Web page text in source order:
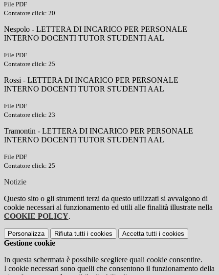
File PDF
Contatore click: 20
Nespolo - LETTERA DI INCARICO PER PERSONALE
INTERNO DOCENTI TUTOR STUDENTI AAL
File PDF
Contatore click: 25
Rossi - LETTERA DI INCARICO PER PERSONALE
INTERNO DOCENTI TUTOR STUDENTI AAL
File PDF
Contatore click: 23
Tramontin - LETTERA DI INCARICO PER PERSONALE
INTERNO DOCENTI TUTOR STUDENTI AAL
File PDF
Contatore click: 25
Notizie
Questo sito o gli strumenti terzi da questo utilizzati si avvalgono di
cookie necessari al funzionamento ed utili alle finalità illustrate nella
COOKIE POLICY.
Personalizza Rifiuta tutti i cookies Accetta tutti i cookies
Gestione cookie
In questa schermata è possibile scegliere quali cookie consentire.
I cookie necessari sono quelli che consentono il funzionamento della